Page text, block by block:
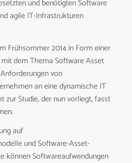
und benötigten Software
agile IT-Infrastrukturen
Frühsommer 2014 in Form einer
dem Thema Software Asset
von
an eine dynamische IT
zur Studie, der nun vorliegt, fasst
auf
und Software-Asset-
können Softwareaufwendungen